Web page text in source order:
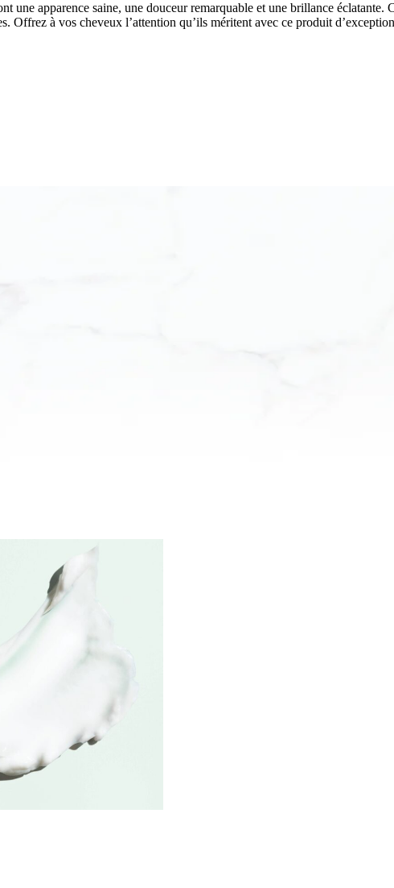
apparence saine, une douceur remarquable et une brillance éclatante.
Offrez à vos cheveux l’attention qu’ils méritent avec ce produit